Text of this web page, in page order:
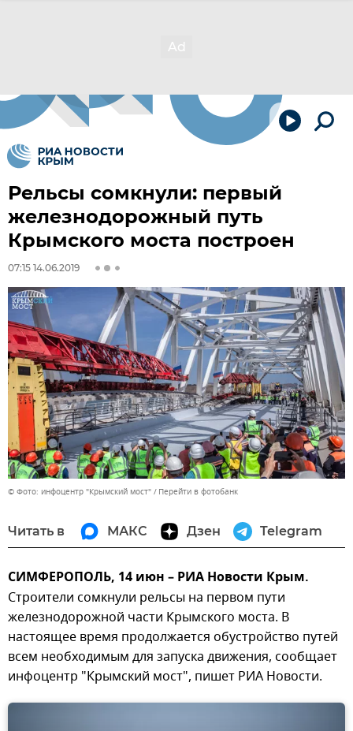
Рельсы сомкнули: первый
железнодорожный путь
Крымского моста построен
07:15 14.06.2019
© Фото: инфоцентр "Крымский мост" Перейти в фотобанк
Читать в МАКС Дзен Telegram
СИМФЕРОПОЛЬ, 14 июн – РИА Новости Крым.
Строители сомкнули рельсы на первом пути
железнодорожной части Крымского моста. В
настоящее время продолжается обустройство путей
всем необходимым для запуска движения, сообщает
инфоцентр "Крымский мост", пишет РИА Новости.